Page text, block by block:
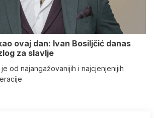
ovaj dan: Ivan Bosiljčić danas
za slavlje
od najangažovanijih i najcjenjenijih